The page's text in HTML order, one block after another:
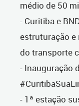
médio de 50
- Curitiba e
estruturação e
do transporte
- Inauguração
- 1ª estação